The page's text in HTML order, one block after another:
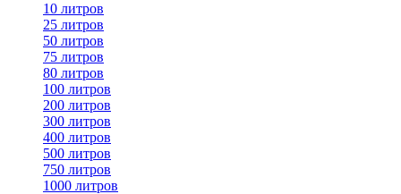
10 литров
25 литров
50 литров
75 литров
80 литров
100 литров
200 литров
300 литров
400 литров
500 литров
750 литров
1000 литров